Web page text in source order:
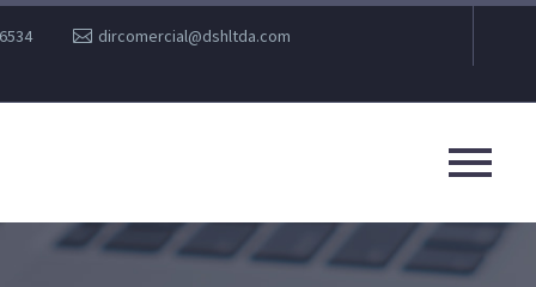
dircomercial@dshltda.com